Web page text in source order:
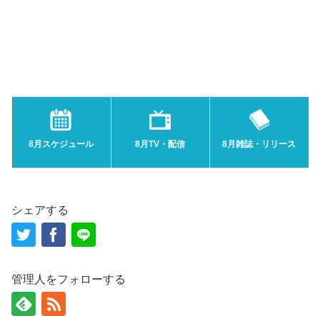
8月スケジュール 8月TV・配信 8月雑誌・リリース
シェアする
管理人をフォローする